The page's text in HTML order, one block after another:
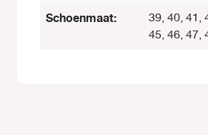
Schoenmaat:
39, 40, 41,
45, 46, 47,